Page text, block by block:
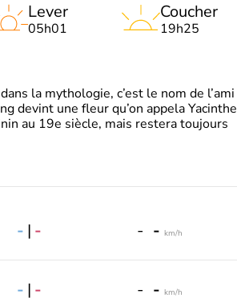
Lever
05h01
Coucher
19h25
la mythologie, c’est le nom de l’ami
devint une fleur qu’on appela Yacinthe
au 19e siècle, mais restera toujours
- | - - - km/h
- | - - - km/h